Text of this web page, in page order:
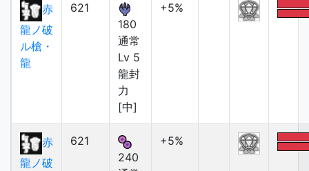
赤
龍ノ破
ル槍・
龍
621
180
通常
Lv 5
龍封
力
[中]
+5%
赤
龍ノ破
621
240
+5%